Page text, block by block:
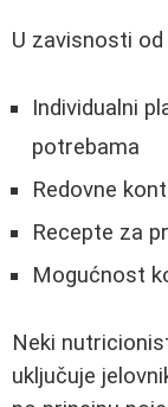
U zavisnosti
Individualni
potrebama
Redovne
Recepte za
Mogućnost
Neki
uključuje